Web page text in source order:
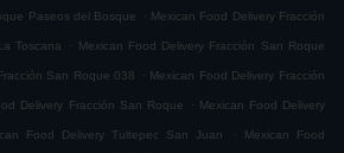
Paseos del Bosque . Mexican Food Delivery Fracción
Toscana . Mexican Food Delivery Fracción San Roque
San Roque 038 . Mexican Food Delivery Fracción
Delivery Fracción San Roque . Mexican Food Delivery
Food Delivery Tultepec San Juan . Mexican Food